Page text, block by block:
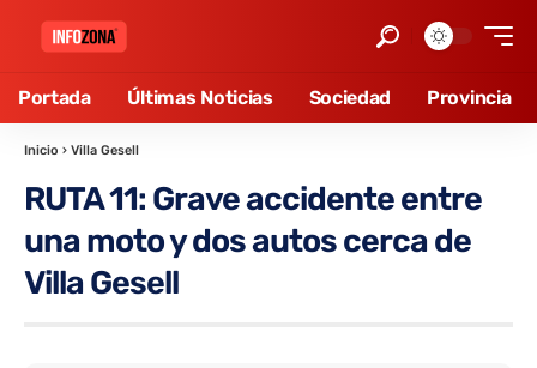
Portada Últimas Noticias Sociedad Provincia
Inicio › Villa Gesell
RUTA 11: Grave accidente entre
una moto y dos autos cerca de
Villa Gesell